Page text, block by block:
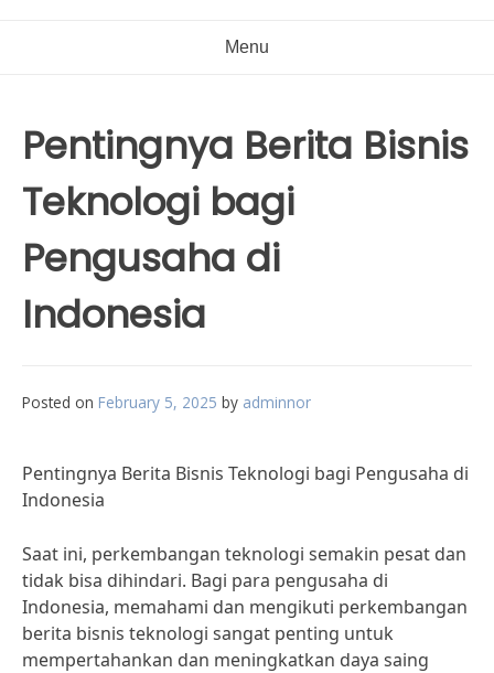
Menu
Pentingnya Berita Bisnis
Teknologi bagi
Pengusaha di
Indonesia
Posted on February 5, 2025 by adminnor
Pentingnya Berita Bisnis Teknologi bagi Pengusaha di
Indonesia
Saat ini, perkembangan teknologi semakin pesat dan
tidak bisa dihindari. Bagi para pengusaha di
Indonesia, memahami dan mengikuti perkembangan
berita bisnis teknologi sangat penting untuk
mempertahankan dan meningkatkan daya saing